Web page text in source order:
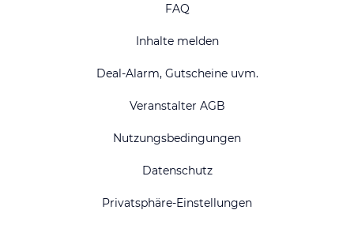
FAQ
Inhalte melden
Deal-Alarm, Gutscheine uvm.
Veranstalter AGB
Nutzungsbedingungen
Datenschutz
Privatsphäre-Einstellungen